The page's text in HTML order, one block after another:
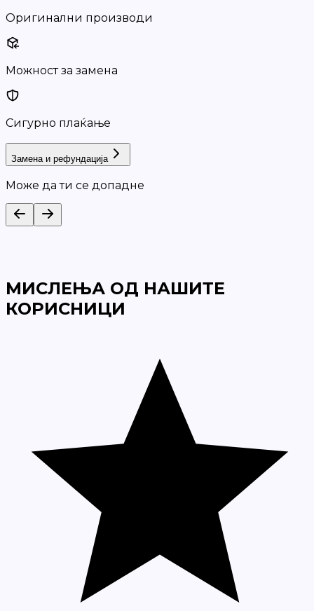
Оригинални производи
Можност за замена
Сигурно плаќање
Замена и рефундација
Може да ти се допадне
МИСЛЕЊА ОД НАШИТЕ
КОРИСНИЦИ